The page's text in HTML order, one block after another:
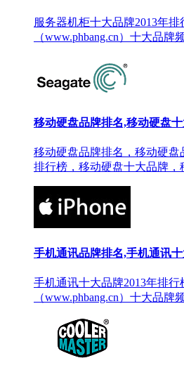
服务器机柜十大品牌2013年
（www.phbang.cn）十大品
移动硬盘品牌排名,移动硬盘
移动硬盘品牌排名，移动硬
排行榜，移动硬盘十大品牌，
手机通讯品牌排名,手机通讯
手机通讯十大品牌2013年排行
（www.phbang.cn）十大品